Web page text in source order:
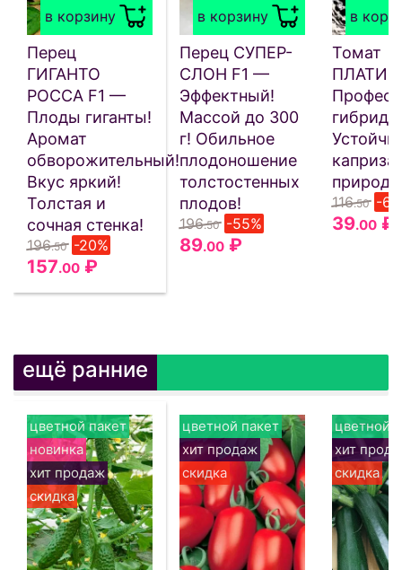
в корзину
Перец
ГИГАНТО
РОССА F1 —
Плоды гиганты!
Аромат
обворожительный!
Вкус яркий!
Толстая и
сочная стенка!
196.50 -20%
157.00 ₽
в корзину
Перец СУПЕР-
СЛОН F1 —
Эффектный!
Массой до 300
г! Обильное
плодоношение
толстостенных
плодов!
196.50 -55%
89.00 ₽
в
Томат
гибрид!
116.50 -
39.00 ₽
ещё ранние
цветной пакет
новинка
хит продаж
скидка
цветной пакет
хит продаж
скидка
цветной
хит
скидка